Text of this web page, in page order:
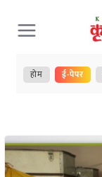
Skip
to
content
होम ई-पेपर